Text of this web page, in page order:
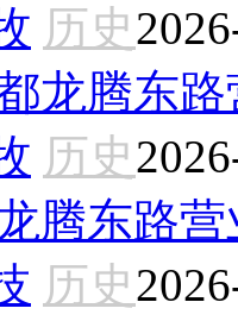
历史
龙腾东
历史
腾东路营
历史